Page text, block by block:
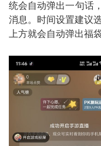
统会自动弹出一句话
消息。时间设置建议
上方就会自动弹出福